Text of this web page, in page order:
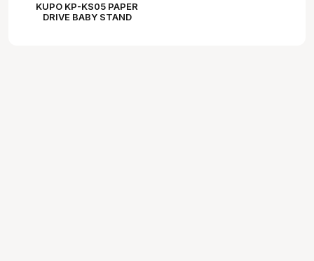
KUPO KP-KS05 PAPER
DRIVE BABY STAND